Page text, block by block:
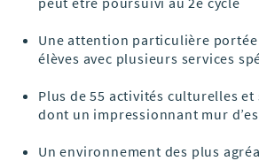
Une attention particulière portée
élèves avec plusieurs services
Plus de 55 activités culturelles
dont un impressionnant mur
Un environnement des plus